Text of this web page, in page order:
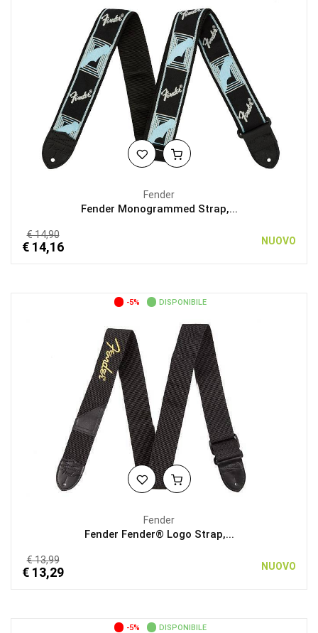
Fender
Fender Monogrammed Strap,...
€ 14,90
€ 14,16 NUOVO
-5% DISPONIBILE
Fender
Fender Fender® Logo Strap,...
€ 13,99
€ 13,29 NUOVO
-5% DISPONIBILE